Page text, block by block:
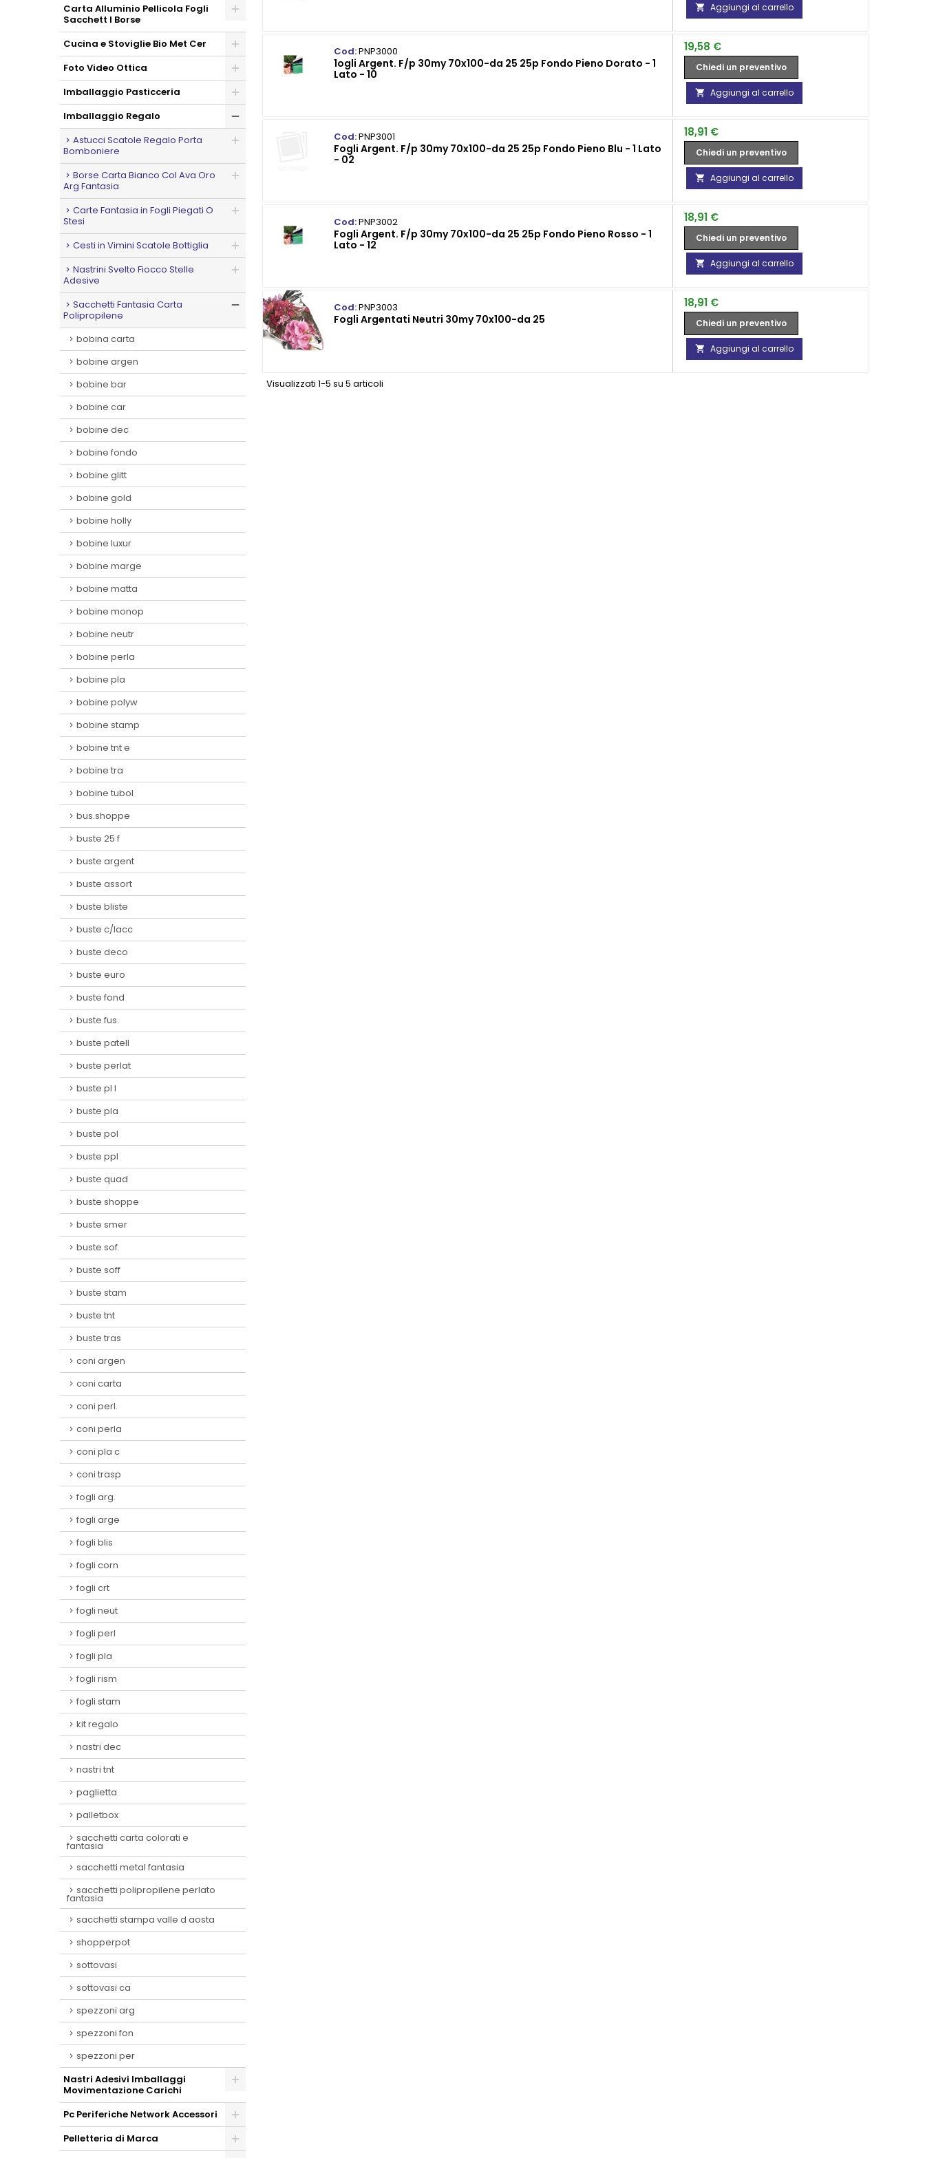
Carta Alluminio Pellicola Fogli
Sacchett I Borse
Cucina e Stoviglie Bio Met Cer
Foto Video Ottica
Imballaggio Pasticceria
Imballaggio Regalo
Astucci Scatole Regalo Porta
Bomboniere
Borse Carta Bianco Col Ava Oro
Arg Fantasia
Carte Fantasia in Fogli Piegati O
Stesi
Cesti in Vimini Scatole Bottiglia
Nastrini Svelto Fiocco Stelle
Adesive
Sacchetti Fantasia Carta
Polipropilene
bobina carta
bobine argen
bobine bar
bobine car
bobine dec
bobine fondo
bobine glitt
bobine gold
bobine holly
bobine luxur
bobine marge
bobine matta
bobine monop
bobine neutr
bobine perla
bobine pla
bobine polyw
bobine stamp
bobine tnt e
bobine tra
bobine tubol
bus.shoppe
buste 25 f
buste argent
buste assort
buste bliste
buste c/lacc
buste deco
buste euro
buste fond
buste fus.
buste patell
buste perlat
buste pl l
buste pla
buste pol
buste ppl
buste quad
buste shoppe
buste smer
buste sof.
buste soff
buste stam
buste tnt
buste tras
coni argen
coni carta
coni perl.
coni perla
coni pla c
coni trasp
fogli arg.
fogli arge
fogli blis
fogli corn
fogli crt
fogli neut
fogli perl
fogli pla
fogli rism
fogli stam
kit regalo
nastri dec
nastri tnt
paglietta
palletbox
sacchetti carta colorati e
fantasia
sacchetti metal fantasia
sacchetti polipropilene perlato
fantasia
sacchetti stampa valle d aosta
shopperpot
sottovasi
sottovasi ca
spezzoni arg
spezzoni fon
spezzoni per
Nastri Adesivi Imballaggi
Movimentazione Carichi
Pc Periferiche Network Accessori
Pelletteria di Marca
 Aggiungi al carrello
Cod:PNP3000
1ogli Argent. F/p 30my 70x100-da 25 25p Fondo Pieno Dorato - 1
Lato - 10
Prezzo
19,58 €
Chiedi un preventivo
 Aggiungi al carrello
Cod:PNP3001
Fogli Argent. F/p 30my 70x100-da 25 25p Fondo Pieno Blu - 1 Lato
- 02
Prezzo
18,91 €
Chiedi un preventivo
 Aggiungi al carrello
Cod:PNP3002
Fogli Argent. F/p 30my 70x100-da 25 25p Fondo Pieno Rosso - 1
Lato - 12
Prezzo
18,91 €
Chiedi un preventivo
 Aggiungi al carrello
Cod:PNP3003
Fogli Argentati Neutri 30my 70x100-da 25
Prezzo
18,91 €
Chiedi un preventivo
 Aggiungi al carrello
Visualizzati 1-5 su 5 articoli